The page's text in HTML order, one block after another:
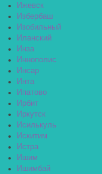
Ижевск
Избербаш
Изобильный
Иланский
Инза
Иннополис
Инсар
Инта
Ипатово
Ирбит
Иркутск
Исилькуль
Искитим
Истра
Ишим
Ишимбай